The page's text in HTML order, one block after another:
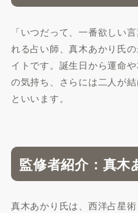
「いつだって、一番欲しい
れる占い師、真木あかり氏
イトです。誕生日から運命
の気持ち、さらには二人が
といいます。
監修者紹介：真木
真木あかり氏は、西洋占星